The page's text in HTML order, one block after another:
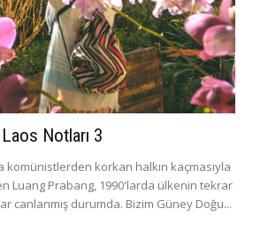
Notları 3
komünistlerden korkan halkın kaçmasıyla
Luang Prabang, 1990'larda ülkenin tekrar
canlanmış durumda. Bizim Güney Doğu...